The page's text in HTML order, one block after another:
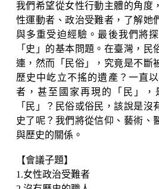
我們希望從女性行動主體的角度
性運動者、政治受難者，了解她
與多重受迫經驗。最後我們將
「史」的基本問題。在臺灣，民
連，然而「民俗」，究竟是不斷
歷史中屹立不搖的遺產？一直
者，甚至國家再現的「民」，
「民」？民俗或俗民，該說是沒
史了呢？我們將從信仰、藝術、
與歷史的關係。
【會議子題】
1.女性政治受難者